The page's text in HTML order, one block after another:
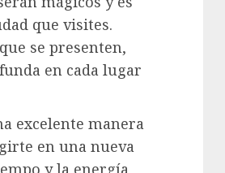
que visites.
se presenten,
en cada lugar
excelente manera
en una nueva
y la energía